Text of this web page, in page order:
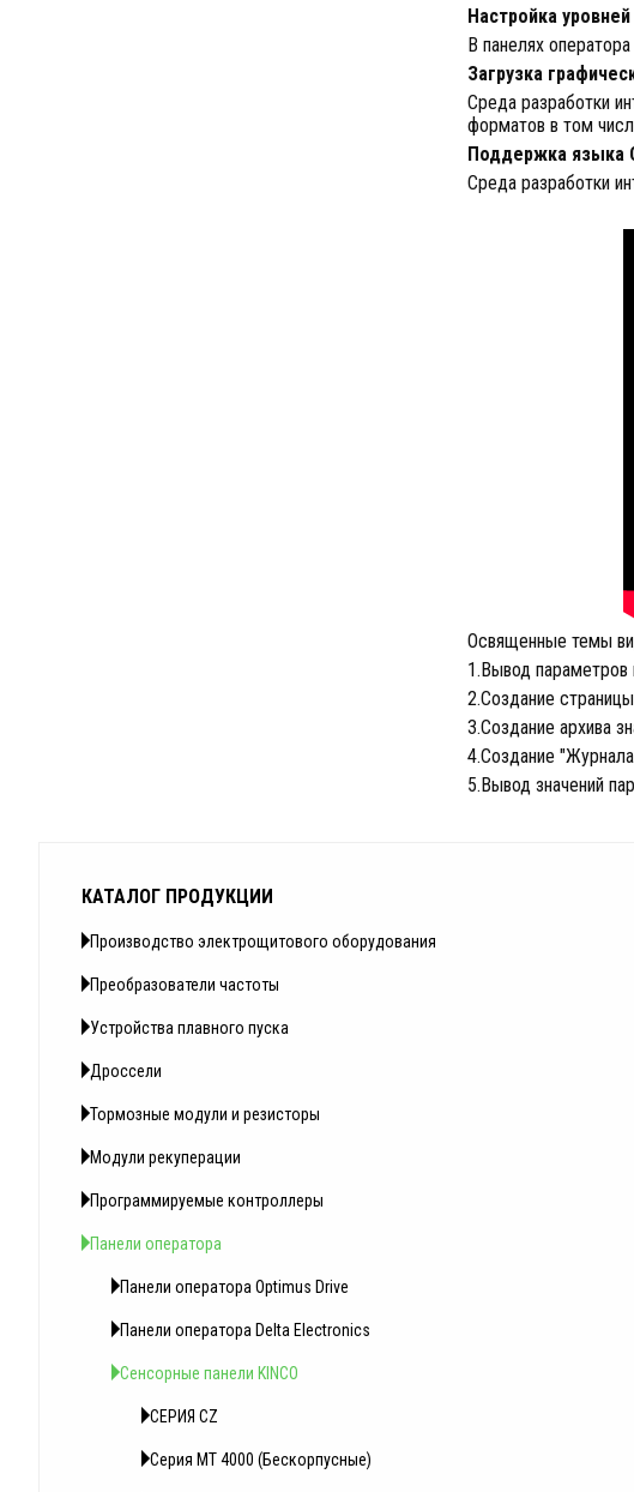
Настройка
В панелях
Загрузка
Среда разработки
форматов в том
Поддержка языка
Среда разработки
Освященные темы
1.Вывод параметров
2.Создание
3.Создание архива
4.Создание
5.Вывод значений
КАТАЛОГ ПРОДУКЦИИ
Производство электрощитового оборудования
Преобразователи частоты
Устройства плавного пуска
Дроссели
Тормозные модули и резисторы
Модули рекуперации
Программируемые контроллеры
Панели оператора
Панели оператора Optimus Drive
Панели оператора Delta Electronics
Сенсорные панели KINCO
СЕРИЯ CZ
Серия MT 4000 (Беcкорпусные)